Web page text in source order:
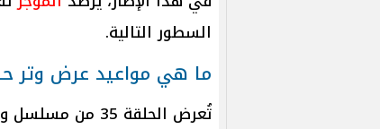
السطور التالية.
ما هي مواعيد عرض وتر